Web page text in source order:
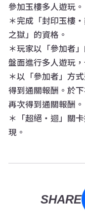
參加玉樓多人遊玩。
＊完成「封印玉樓
之獄」的資格。
＊玩家以「參加者
盤面進行多人遊玩
＊以「參加者」方
得到通關報酬。於
再次得到通關報酬。
＊「超絕・迴」關
現。
SHARE